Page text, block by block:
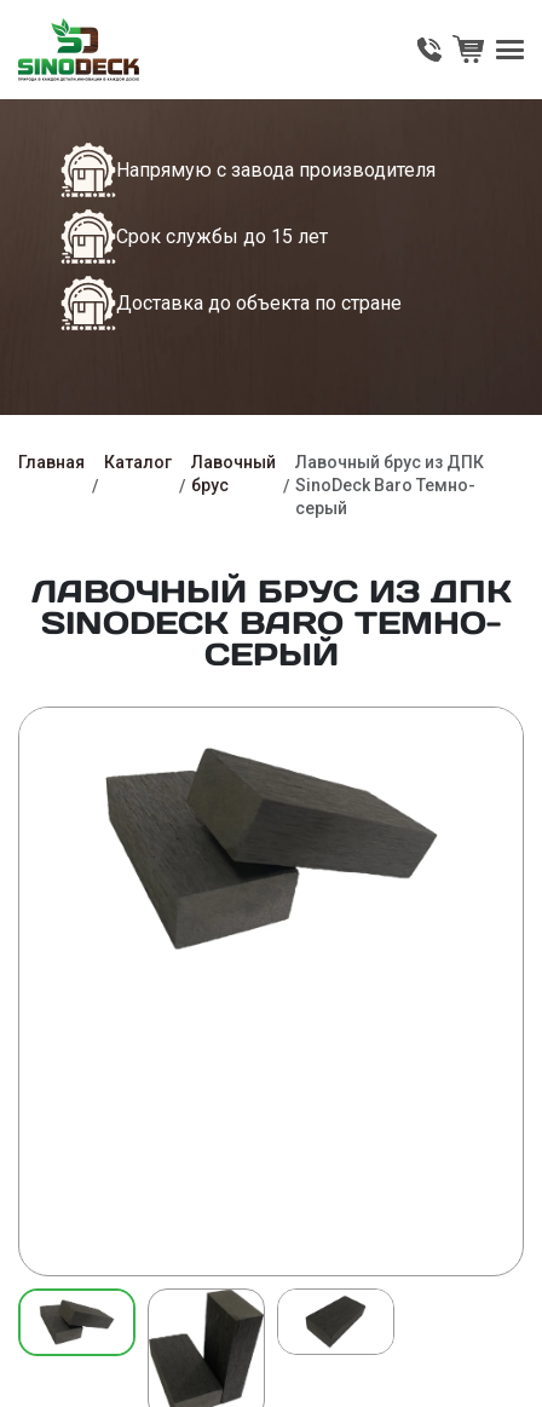
Напрямую с завода производителя
Срок службы до 15 лет
Доставка до объекта по стране
Главная Каталог
Лавочный
брус
Лавочный брус из ДПК
SinoDeck Baro Темно-
серый
ЛАВОЧНЫЙ БРУС ИЗ ДПК
SINODECK BARO ТЕМНО-
СЕРЫЙ